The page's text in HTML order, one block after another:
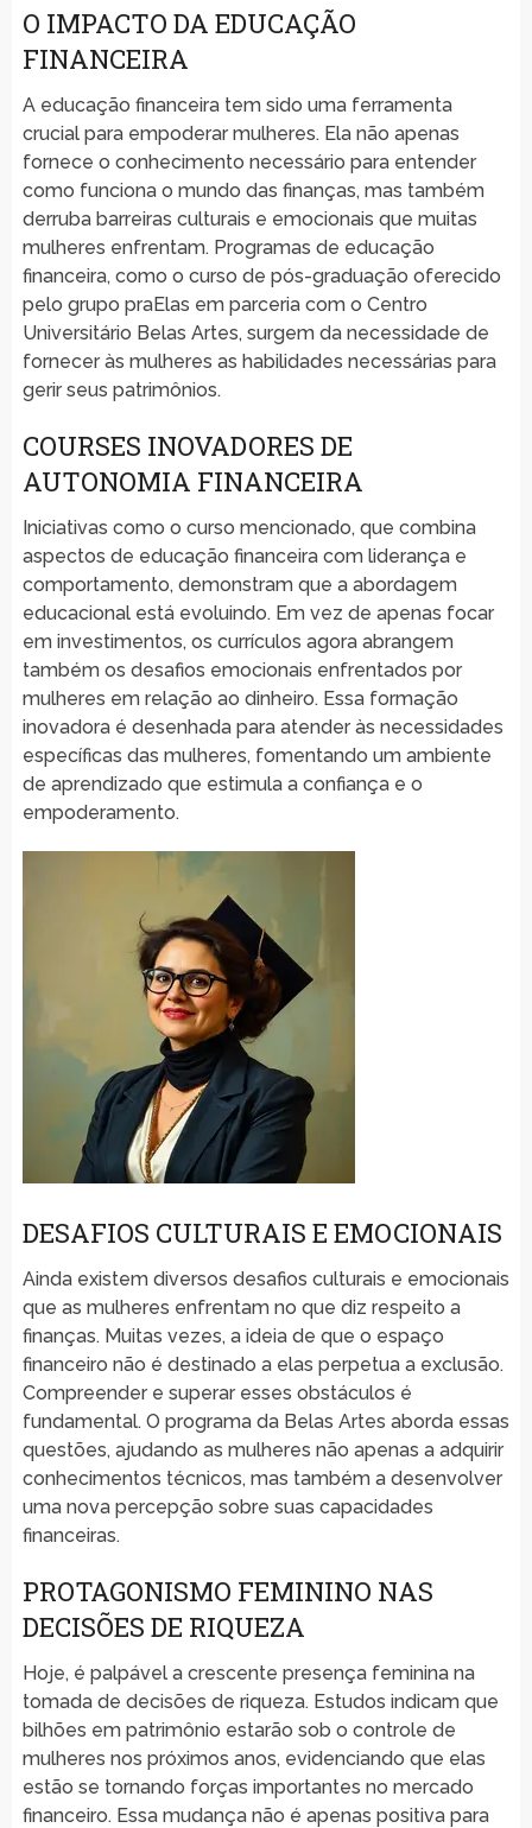
O IMPACTO DA EDUCAÇÃO
FINANCEIRA
A educação financeira tem sido uma ferramenta
crucial para empoderar mulheres. Ela não apenas
fornece o conhecimento necessário para entender
como funciona o mundo das finanças, mas também
derruba barreiras culturais e emocionais que muitas
mulheres enfrentam. Programas de educação
financeira, como o curso de pós-graduação oferecido
pelo grupo praElas em parceria com o Centro
Universitário Belas Artes, surgem da necessidade de
fornecer às mulheres as habilidades necessárias para
gerir seus patrimônios.
COURSES INOVADORES DE
AUTONOMIA FINANCEIRA
Iniciativas como o curso mencionado, que combina
aspectos de educação financeira com liderança e
comportamento, demonstram que a abordagem
educacional está evoluindo. Em vez de apenas focar
em investimentos, os currículos agora abrangem
também os desafios emocionais enfrentados por
mulheres em relação ao dinheiro. Essa formação
inovadora é desenhada para atender às necessidades
específicas das mulheres, fomentando um ambiente
de aprendizado que estimula a confiança e o
empoderamento.
DESAFIOS CULTURAIS E EMOCIONAIS
Ainda existem diversos desafios culturais e emocionais
que as mulheres enfrentam no que diz respeito a
finanças. Muitas vezes, a ideia de que o espaço
financeiro não é destinado a elas perpetua a exclusão.
Compreender e superar esses obstáculos é
fundamental. O programa da Belas Artes aborda essas
questões, ajudando as mulheres não apenas a adquirir
conhecimentos técnicos, mas também a desenvolver
uma nova percepção sobre suas capacidades
financeiras.
PROTAGONISMO FEMININO NAS
DECISÕES DE RIQUEZA
Hoje, é palpável a crescente presença feminina na
tomada de decisões de riqueza. Estudos indicam que
bilhões em patrimônio estarão sob o controle de
mulheres nos próximos anos, evidenciando que elas
estão se tornando forças importantes no mercado
financeiro. Essa mudança não é apenas positiva para